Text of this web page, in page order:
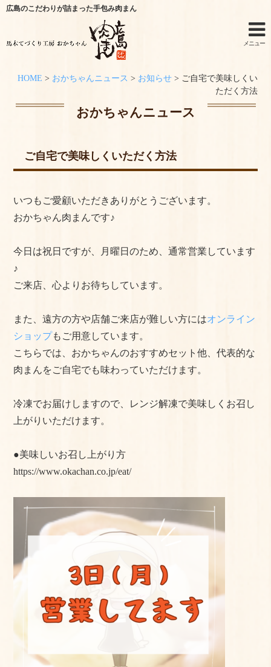
手作りキットのご利用シーン
特定商取引法に関する記述
オンラインショップからのご購入方法
おかちゃんニュース
よくある質問
手作りキットの作り方
美味しいお召し上がり⽅
店舗情報
プライバシーポリシー
サイトマップ
広島のこだわりが詰まった手包み肉まん
メニュー
HOME > おかちゃんニュース > お知らせ> ご自宅で美味しくい
ただく方法
おかちゃんニュース
ご自宅で美味しくいただく方法
いつもご愛顧いただきありがとうございます。
おかちゃん肉まんです♪
今日は祝日ですが、月曜日のため、通常営業しています
♪
ご来店、心よりお待ちしています。
また、遠方の方や店舗ご来店が難しい方にはオンライン
ショップもご用意しています。
こちらでは、おかちゃんのおすすめセット他、代表的な
肉まんをご自宅でも味わっていただけます。
冷凍でお届けしますので、レンジ解凍で美味しくお召し
上がりいただけます。
●美味しいお召し上がり方
https://www.okachan.co.jp/eat/